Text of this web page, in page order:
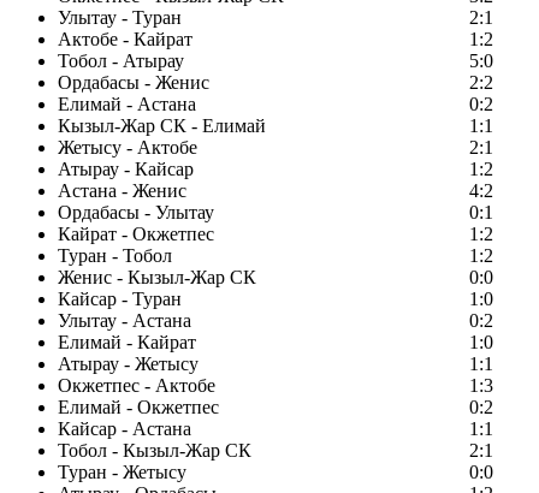
Улытау - Туран
2:1
Актобе - Кайрат
1:2
Тобол - Атырау
5:0
Ордабасы - Женис
2:2
Елимай - Астана
0:2
Кызыл-Жар СК - Елимай
1:1
Жетысу - Актобе
2:1
Атырау - Кайсар
1:2
Астана - Женис
4:2
Ордабасы - Улытау
0:1
Кайрат - Окжетпес
1:2
Туран - Тобол
1:2
Женис - Кызыл-Жар СК
0:0
Кайсар - Туран
1:0
Улытау - Астана
0:2
Елимай - Кайрат
1:0
Атырау - Жетысу
1:1
Окжетпес - Актобе
1:3
Елимай - Окжетпес
0:2
Кайсар - Астана
1:1
Тобол - Кызыл-Жар СК
2:1
Туран - Жетысу
0:0